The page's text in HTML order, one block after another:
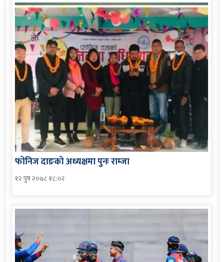
फोनिज दाङको अध्यक्षमा पुनः राम्जा
१२ पुष २०७८ १८:०२